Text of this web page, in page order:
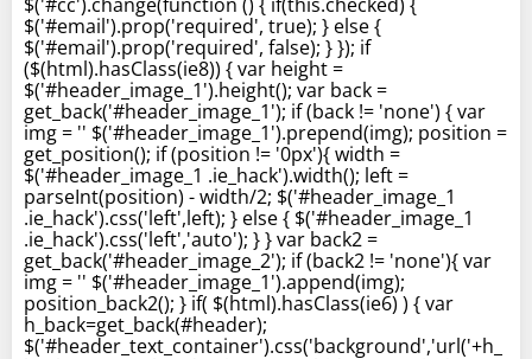
$('#email').prop('required', true); } else {
$('#email').prop('required', false); } }); if
($(html).hasClass(ie8)) { var height =
$('#header_image_1').height(); var back =
get_back('#header_image_1'); if (back != 'none') { var
img = '' $('#header_image_1').prepend(img); position =
get_position(); if (position != '0px'){ width =
$('#header_image_1 .ie_hack').width(); left =
parseInt(position) - width/2; $('#header_image_1
.ie_hack').css('left',left); } else { $('#header_image_1
.ie_hack').css('left','auto'); } } var back2 =
get_back('#header_image_2'); if (back2 != 'none'){ var
img = '' $('#header_image_1').append(img);
position_back2(); } if( $(html).hasClass(ie6) ) { var
h_back=get_back(#header);
$('#header_text_container').css('background','url('+h_